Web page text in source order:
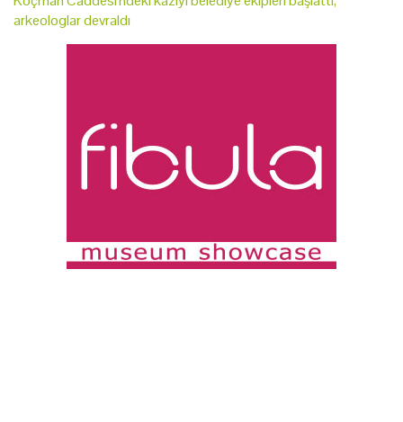
arkeologlar devraldı